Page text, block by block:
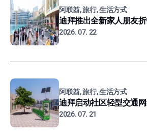
阿联酋, 旅行, 生活方式
迪拜推出全新家人朋友
2026. 07. 22
阿联酋, 旅行, 生活方式
迪拜启动社区轻型交通
2026. 07. 21